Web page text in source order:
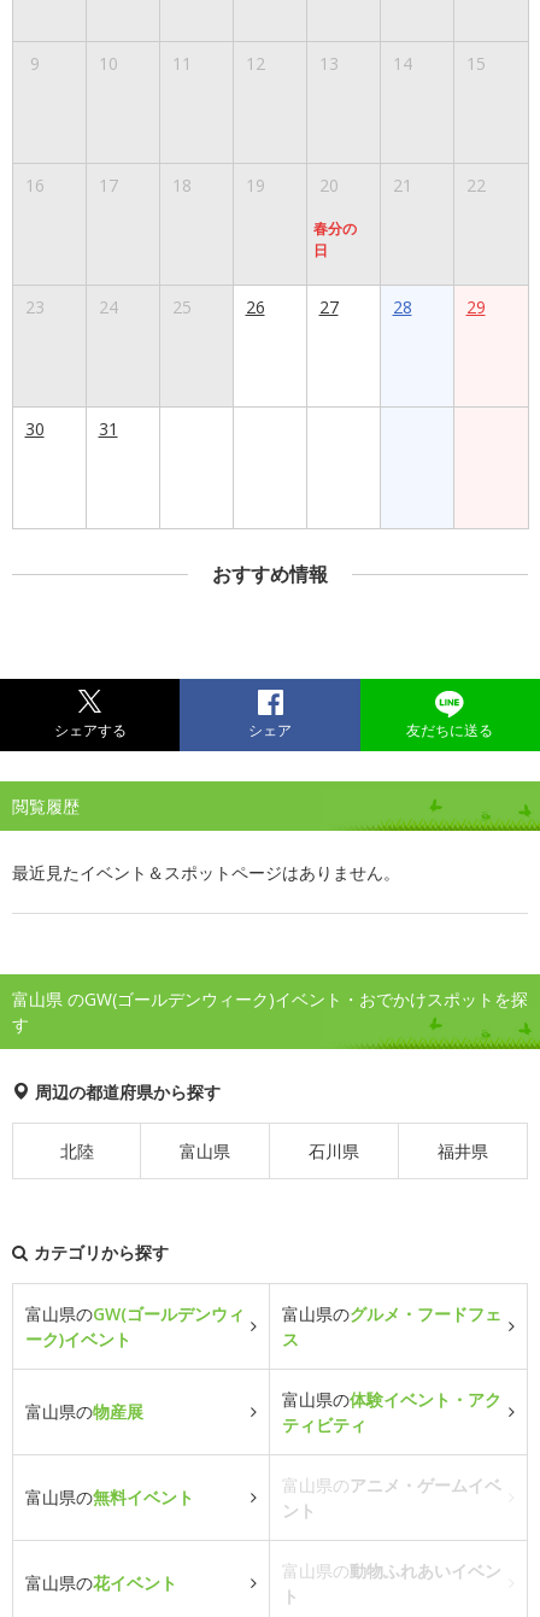
9 10 11 12 13 14 15
16 17 18 19 20
春分の
日
21 22
23 24 25 26 27 28 29
30 31
おすすめ情報
シェアする シェア 友だちに送る
閲覧履歴
最近見たイベント＆スポットページはありません。
富山県 のGW(ゴールデンウィーク)イベント・おでかけスポットを探
す
周辺の都道府県から探す
北陸 富山県 石川県 福井県
カテゴリから探す
富山県のGW(ゴールデンウィ
ーク)イベント
富山県のグルメ・フードフェ
ス
富山県の物産展
富山県の体験イベント・アク
ティビティ
富山県の無料イベント
富山県のアニメ・ゲームイベ
ント
富山県の花イベント
富山県の動物ふれあいイベン
ト